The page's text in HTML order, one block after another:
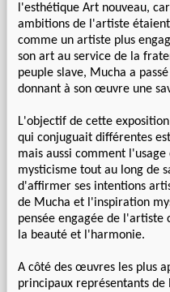
l'esthétique Art nouveau,
ambitions de l'artiste
comme un artiste plus
son art au service de la
peuple slave, Mucha a
donnant à son œuvre une
L'objectif de cette
qui conjuguait différentes
mais aussi comment
mysticisme tout au long de
d'affirmer ses intentions
de Mucha et l'inspiration
pensée engagée de
la beauté et l'harmonie.
A côté des œuvres les plus
principaux représentants